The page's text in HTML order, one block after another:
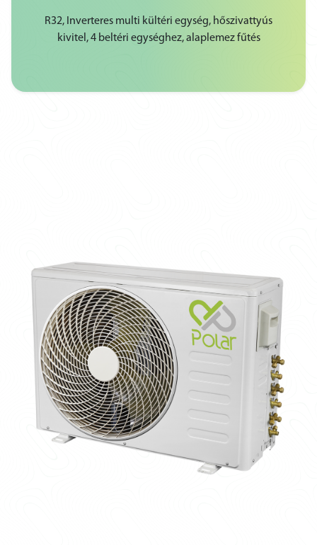
R32, Inverteres multi kültéri egység, hőszivattyús
kivitel, 4 beltéri egységhez, alaplemez fűtés